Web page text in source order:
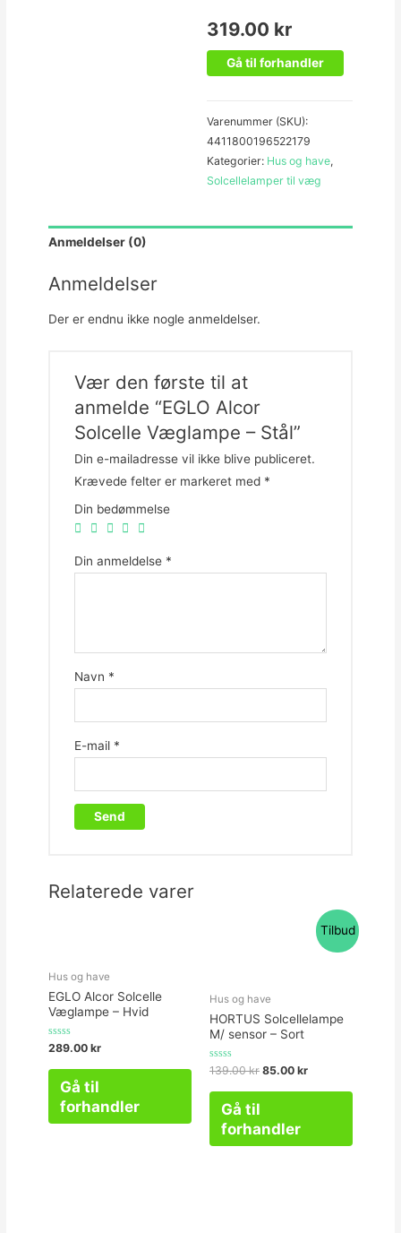
319.00 kr
Gå til forhandler
Varenummer (SKU):
4411800196522179
Kategorier: Hus og have,
Solcellelamper til væg
Anmeldelser (0)
Anmeldelser
Der er endnu ikke nogle anmeldelser.
Vær den første til at
anmelde “EGLO Alcor
Solcelle Væglampe – Stål”
Din e-mailadresse vil ikke blive publiceret.
Krævede felter er markeret med *
Din bedømmelse
Din anmeldelse *
Navn *
E-mail *
Relaterede varer
Hus og have
EGLO Alcor Solcelle
Væglampe – Hvid
Vurderet
289.00 kr
Gå til
forhandler
Tilbud
Hus og have
HORTUS Solcellelampe
M/ sensor – Sort
Vurderet
139.00kr 85.00 kr
Gå til
forhandler